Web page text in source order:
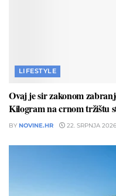
LIFESTYLE
Ovaj je sir zakonom
Kilogram na crnom tržištu
BY NOVINE.HR 22. SRPNJA